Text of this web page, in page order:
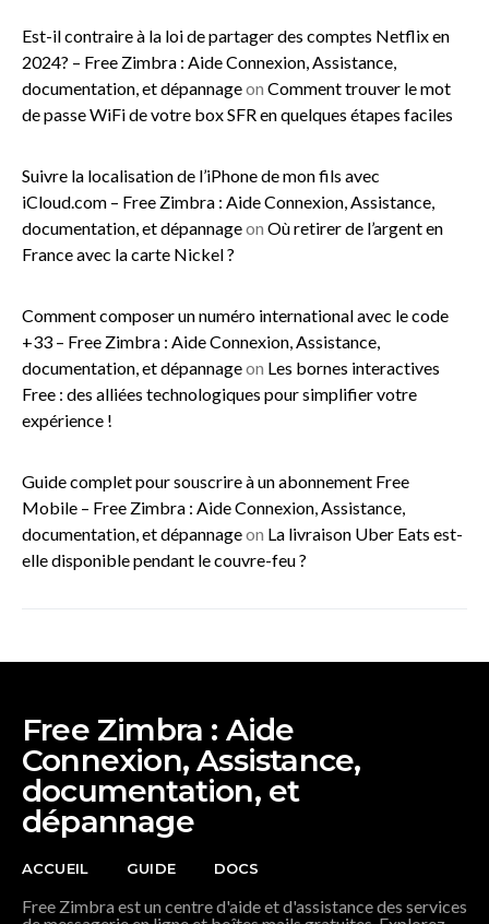
Est-il contraire à la loi de partager des comptes Netflix en
2024? – Free Zimbra : Aide Connexion, Assistance,
documentation, et dépannageon Comment trouver le mot
de passe WiFi de votre box SFR en quelques étapes faciles
Suivre la localisation de l’iPhone de mon fils avec
iCloud.com – Free Zimbra : Aide Connexion, Assistance,
documentation, et dépannageon Où retirer de l’argent en
France avec la carte Nickel ?
Comment composer un numéro international avec le code
+33 – Free Zimbra : Aide Connexion, Assistance,
documentation, et dépannageon Les bornes interactives
Free : des alliées technologiques pour simplifier votre
expérience !
Guide complet pour souscrire à un abonnement Free
Mobile – Free Zimbra : Aide Connexion, Assistance,
documentation, et dépannageon La livraison Uber Eats est-
elle disponible pendant le couvre-feu ?
Free Zimbra : Aide
Connexion, Assistance,
documentation, et
dépannage
ACCUEIL GUIDE DOCS
Free Zimbra est un centre d'aide et d'assistance des services